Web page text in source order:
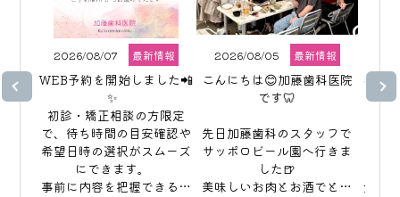
2026/08/07 最新情報
WEB予約を開始しました📲
✨
初診・矯正相談の方限定
で、待ち時間の目安確認や
希望日時の選択がスムーズ
にできます。
事前に内容を把握できるの
2026/08/05 最新情報
こんにちは😊加藤歯科医院
です🦷
先日加藤歯科のスタッフで
サッポロビール園へ行きま
した🍺
美味しいお肉とお酒でとっ
こん
生え